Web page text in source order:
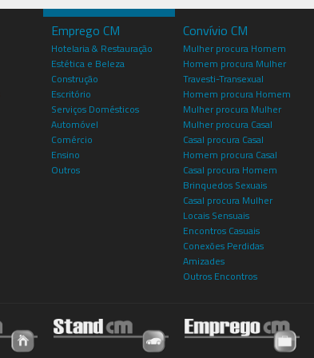
Emprego CM
Hotelaria & Restauração
Estética e Beleza
Construção
Escritório
Serviços Domésticos
Automóvel
Comércio
Ensino
Outros
Convívio CM
Mulher procura Homem
Homem procura Mulher
Travesti-Transexual
Homem procura Homem
Mulher procura Mulher
Mulher procura Casal
Casal procura Casal
Homem procura Casal
Casal procura Homem
Brinquedos Sexuais
Casal procura Mulher
Locais Sensuais
Encontros Casuais
Conexões Perdidas
Amizades
Outros Encontros